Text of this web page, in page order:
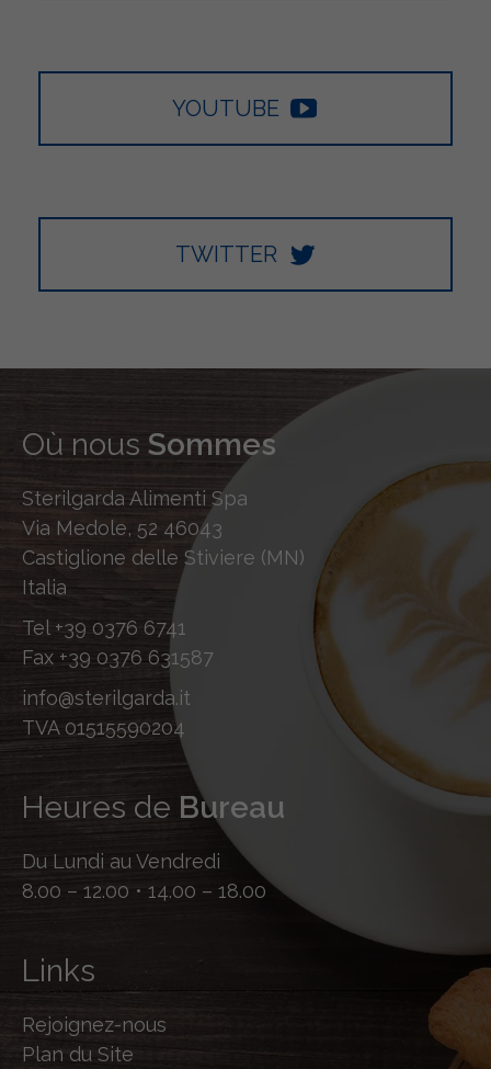
YOUTUBE
TWITTER
Où nous Sommes
Sterilgarda Alimenti Spa
Via Medole, 52 46043
Castiglione delle Stiviere (MN)
Italia
Tel +39 0376 6741
Fax +39 0376 631587
info@sterilgarda.it
TVA 01515590204
Heures de Bureau
Du Lundi au Vendredi
8.00 – 12.00 • 14.00 – 18.00
Links
Rejoignez-nous
Plan du Site